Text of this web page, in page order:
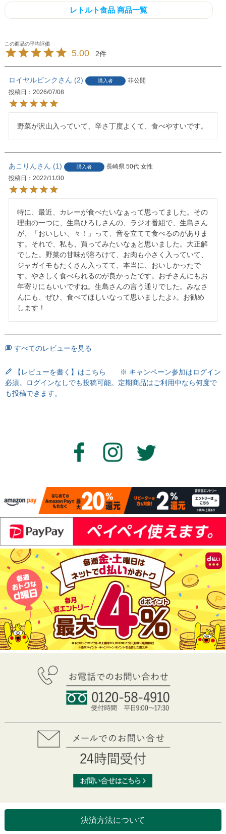
レトルト食品 商品一覧
5.00 2
ロイヤルピンク 2 購入者
非公開
投稿日
2026/07/08
野菜が沢山入っていて、辛さ丁度よくて、食べやすいです。
あこりん 1 購入者 長崎県 50代 女性
投稿日
2022/11/30
特に、最近、カレーが食べたいなぁって思ってました。その
理由の一つに、生島ひろしさんの、ラジオ番組で、生島さん
が、「おいしい、々！」って、音を立てて食べるのがありま
す。それで、私も、買ってみたいなぁと思いました。大正解
でした。野菜の甘味が溶ろけて、お肉も小さく入っていて、
ジャガイモもたくさん入ってて、本当に、おいしかったで
す。やさしく食べられるのが良かったです。お子さんにもお
年寄りにもいいですね。生島さんの言う通りでした。みなさ
んにも、ぜひ、食べてほしいなって思いましたよ♪。お勧め
します！
すべてのレビューを見る
【レビューを書く】はこちら ※ キャンペーン参加はログイン
必須。ログインなしでも投稿可能。定期商品はご利用中なら何度で
も投稿できます。
決済方法について